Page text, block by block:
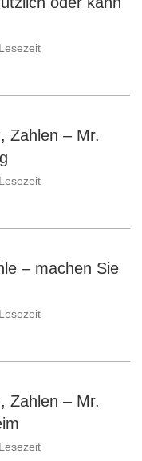
Zahlen – Mr.
– machen Sie
Zahlen – Mr.